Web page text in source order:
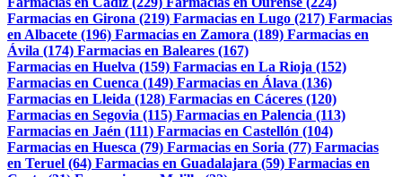
Farmacias en Girona (219) Farmacias en Lugo (217) Farmacias
en Albacete (196) Farmacias en Zamora (189) Farmacias en
Ávila (174) Farmacias en Baleares (167)
Farmacias en Huelva (159) Farmacias en La Rioja (152)
Farmacias en Cuenca (149) Farmacias en Álava (136)
Farmacias en Lleida (128) Farmacias en Cáceres (120)
Farmacias en Segovia (115) Farmacias en Palencia (113)
Farmacias en Jaén (111) Farmacias en Castellón (104)
Farmacias en Huesca (79) Farmacias en Soria (77) Farmacias
en Teruel (64) Farmacias en Guadalajara (59) Farmacias en